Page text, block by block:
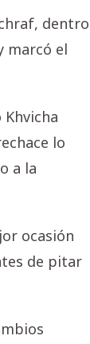
dentro
marcó el
lo
a la
ocasión
de pitar